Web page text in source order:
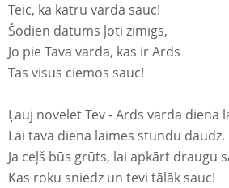
Teic, kā katru vārdā sauc!
Šodien datums ļoti zīmīgs,
Jo pie Tava vārda, kas ir Ards
Tas visus ciemos sauc!
Ļauj novēlēt Tev - Ards vārda dienā
Lai tavā dienā laimes stundu daudz.
Ja ceļš būs grūts, lai apkārt draugu
Kas roku sniedz un tevi tālāk sauc!